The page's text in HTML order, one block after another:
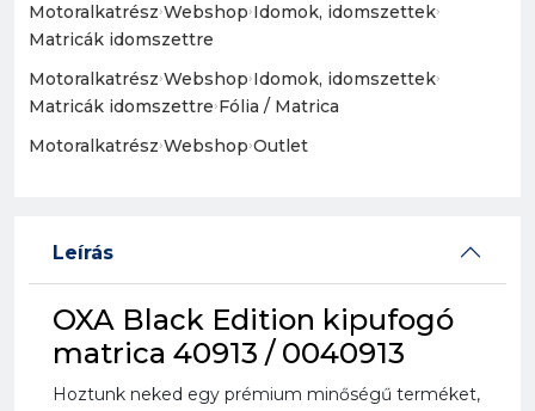
Motoralkatrész›Webshop›Idomok, idomszettek›
Matricák idomszettre
Motoralkatrész›Webshop›Idomok, idomszettek›
Matricák idomszettre›Fólia / Matrica
Motoralkatrész›Webshop›Outlet
Leírás
OXA Black Edition kipufogó
matrica 40913 / 0040913
Hoztunk neked egy prémium minőségű terméket,